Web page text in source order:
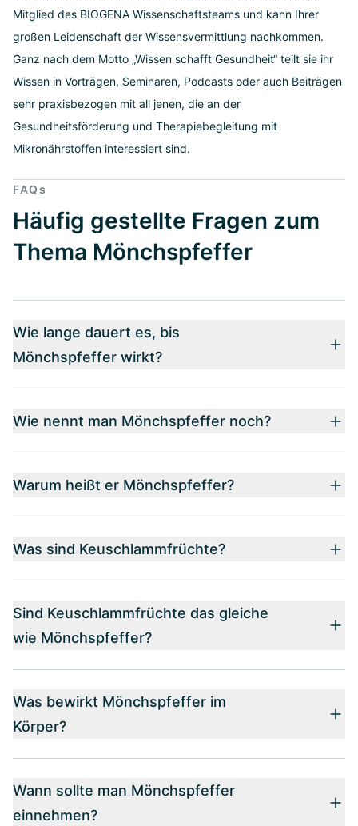
Mitglied des BIOGENA Wissenschaftsteams und kann Ihrer
großen Leidenschaft der Wissensvermittlung nachkommen.
Ganz nach dem Motto „Wissen schafft Gesundheit“ teilt sie ihr
Wissen in Vorträgen, Seminaren, Podcasts oder auch Beiträgen
sehr praxisbezogen mit all jenen, die an der
Gesundheitsförderung und Therapiebegleitung mit
Mikronährstoffen interessiert sind.
FAQs
Häufig gestellte Fragen zum
Thema Mönchspfeffer
Wie lange dauert es, bis
Mönchspfeffer wirkt?
Wie nennt man Mönchspfeffer noch?
Warum heißt er Mönchspfeffer?
Was sind Keuschlammfrüchte?
Sind Keuschlammfrüchte das gleiche
wie Mönchspfeffer?
Was bewirkt Mönchspfeffer im
Körper?
Wann sollte man Mönchspfeffer
einnehmen?